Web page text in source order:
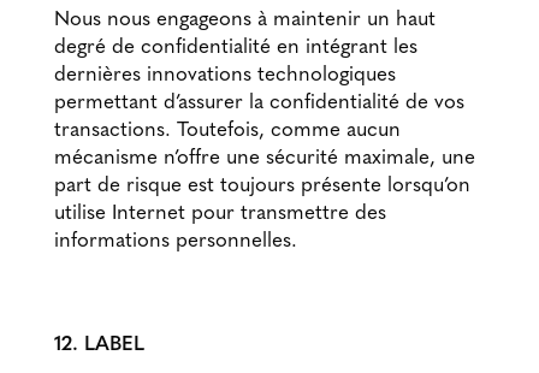
Nous nous engageons à maintenir un haut
degré de confidentialité en intégrant les
dernières innovations technologiques
permettant d’assurer la confidentialité de vos
transactions. Toutefois, comme aucun
mécanisme n’offre une sécurité maximale, une
part de risque est toujours présente lorsqu’on
utilise Internet pour transmettre des
informations personnelles.
12. LABEL